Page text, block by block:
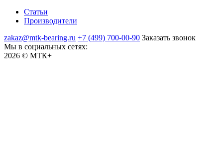
Статьи
Производители
zakaz@mtk-bearing.ru +7 (499) 700-00-90 Заказать звонок
Мы в социальных сетях:
2026 © МТК+